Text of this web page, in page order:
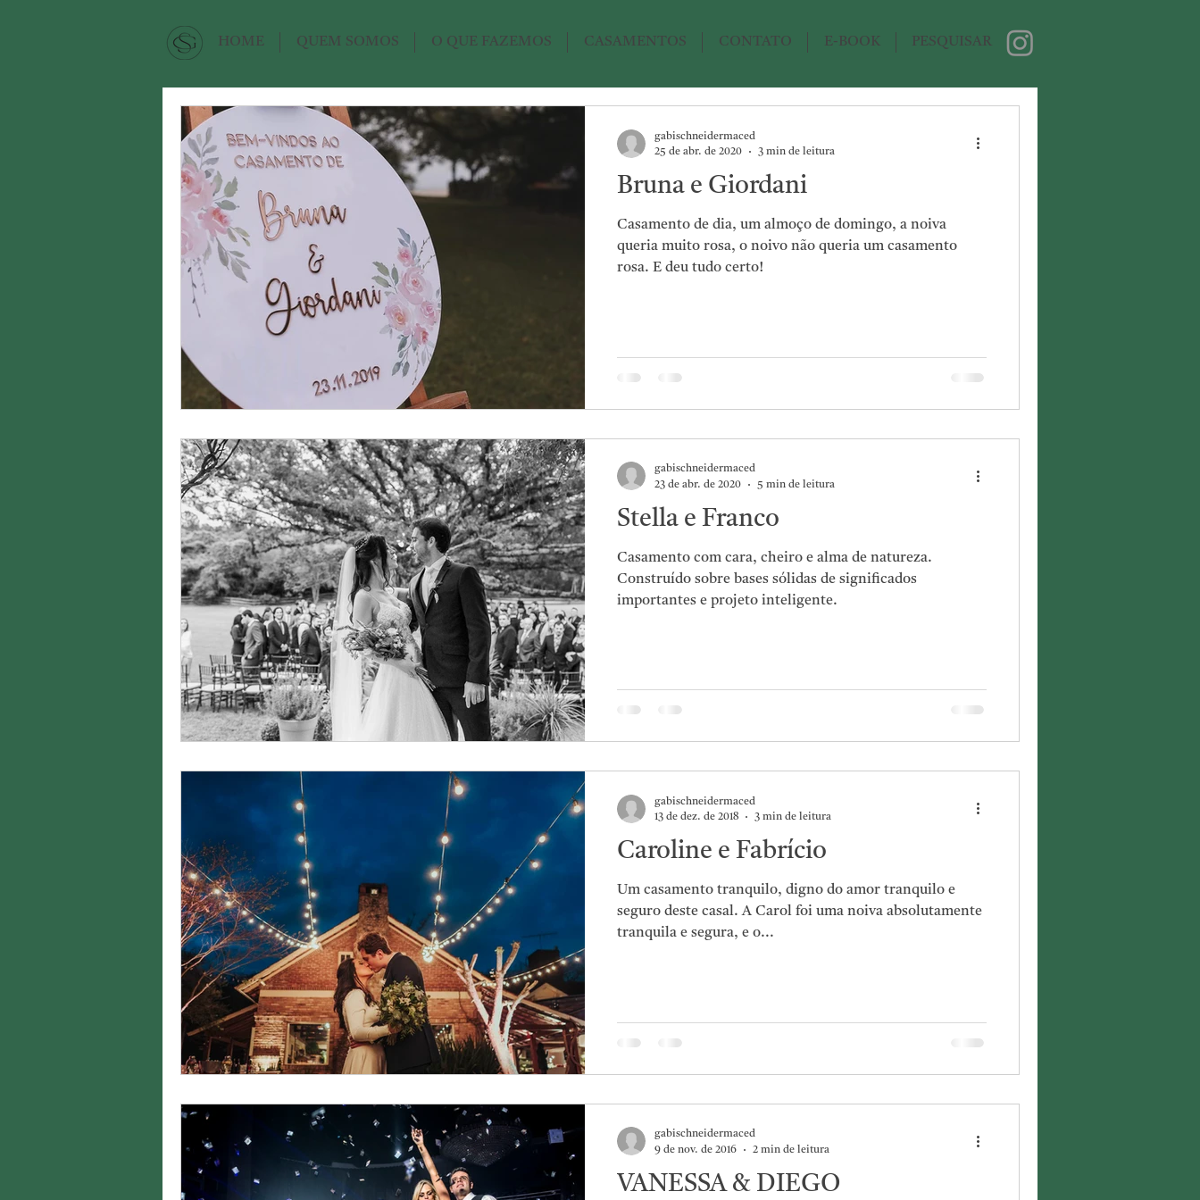
HOME QUEM SOMOS O QUE FAZEMOS CASAMENTOS CONTATO E-BOOK PESQUISAR
Bruna e Giordani
Casamento de dia, um almoço de domingo, a noiva
queria muito rosa, o noivo não queria um casamento
rosa. E deu tudo certo!
gabischneidermaced
25 de abr. de 2020
3 min de leitura
Stella e Franco
Casamento com cara, cheiro e alma de natureza.
Construído sobre bases sólidas de significados
importantes e projeto inteligente.
gabischneidermaced
23 de abr. de 2020
5 min de leitura
Caroline e Fabrício
Um casamento tranquilo, digno do amor tranquilo e
seguro deste casal. A Carol foi uma noiva absolutamente
tranquila e segura, e o...
gabischneidermaced
13 de dez. de 2018
3 min de leitura
VANESSA & DIEGO
gabischneidermaced
9 de nov. de 2016
2 min de leitura